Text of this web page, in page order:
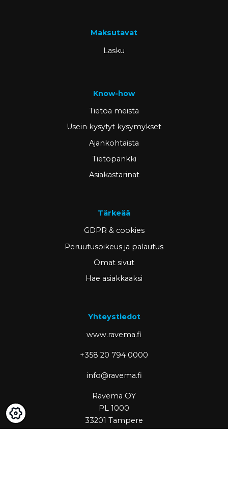
Maksutavat
Lasku
Know-how
Tietoa meistä
Usein kysytyt kysymykset
Ajankohtaista
Tietopankki
Asiakastarinat
Tärkeää
GDPR & cookies
Peruutusoikeus ja palautus
Omat sivut
Hae asiakkaaksi
Yhteystiedot
www.ravema.fi
+358 20 794 0000
info@ravema.fi
Ravema OY
PL 1000
33201 Tampere